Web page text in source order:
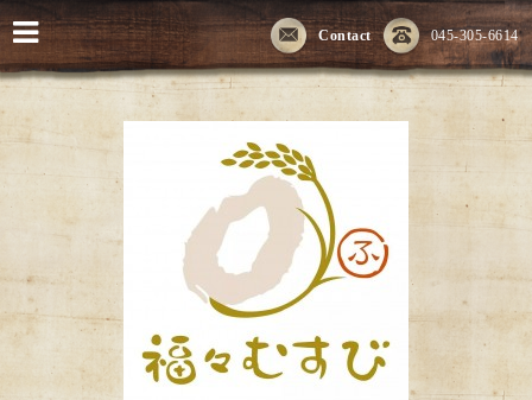
045-305-6614
Contact